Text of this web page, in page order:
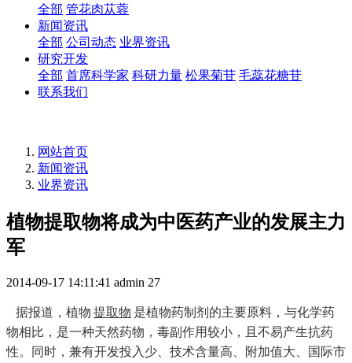
全部 管花肉苁蓉
新闻资讯
全部 公司动态 业界资讯
研究开发
全部 首席科学家 科研力量 松果菊苷 毛蕊花糖苷
联系我们
网站首页
新闻资讯
业界资讯
植物提取物将成为中医药产业的发展主力
军
2014-09-17 14:11:41 admin 27
据报道， 植物 提取物 是植物药制剂的主要原料，与化学药
物相比，是一种天然药物，毒副作用较小，且不易产生抗药
性。同时，兼有开发投入少、技术含量高、附加值大、国际市